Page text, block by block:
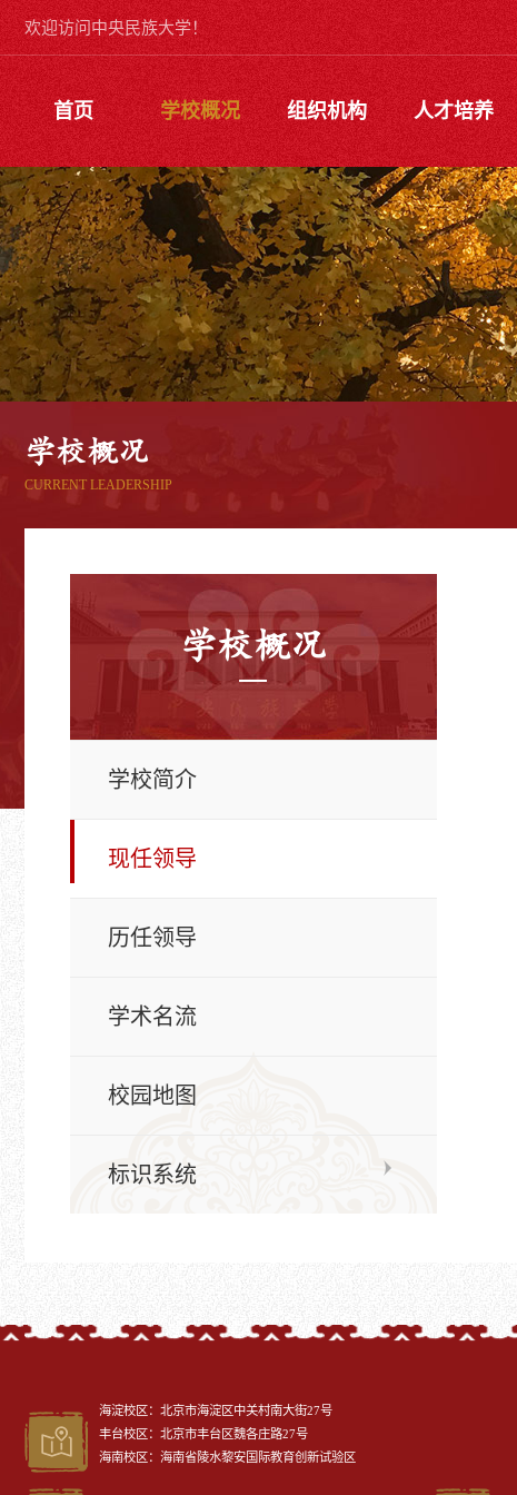
欢迎访问中央民族大学！
首页 学校概况 组织机构 人才培养
学校概况
CURRENT LEADERSHIP
学校概况
学校简介
现任领导
历任领导
学术名流
校园地图
标识系统
海淀校区：北京市海淀区中关村南大街27号
丰台校区：北京市丰台区魏各庄路27号
海南校区：海南省陵水黎安国际教育创新试验区